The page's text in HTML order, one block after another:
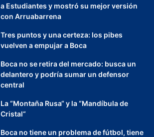
a Estudiantes y mostró su mejor versión
con Arruabarrena
Tres puntos y una certeza: los pibes
vuelven a empujar a Boca
Boca no se retira del mercado: busca un
delantero y podría sumar un defensor
central
La “Montaña Rusa“ y la “Mandíbula de
Cristal“
Boca no tiene un problema de fútbol, tiene